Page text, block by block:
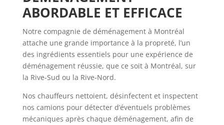
ABORDABLE ET EFFICACE
Notre compagnie de déménagement à Montréal
attache une grande importance à la propreté, l’un
des ingrédients essentiels pour une expérience de
déménagement réussie, que ce soit à Montréal, sur
la Rive-Sud ou la Rive-Nord.
Nos chauffeurs nettoient, désinfectent et inspectent
nos camions pour détecter d’éventuels problèmes
mécaniques après chaque déménagement, afin de